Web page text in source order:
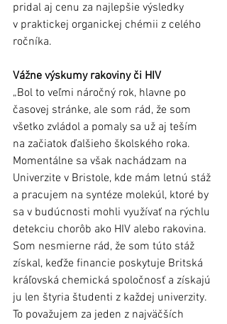
pridal aj cenu za najlepšie výsledky
v praktickej organickej chémii z celého
ročníka.
Vážne výskumy rakoviny či HIV
„Bol to veľmi náročný rok, hlavne po
časovej stránke, ale som rád, že som
všetko zvládol a pomaly sa už aj teším
na začiatok ďalšieho školského roka.
Momentálne sa však nachádzam na
Univerzite v Bristole, kde mám letnú stáž
a pracujem na syntéze molekúl, ktoré by
sa v budúcnosti mohli využívať na rýchlu
detekciu chorôb ako HIV alebo rakovina.
Som nesmierne rád, že som túto stáž
získal, keďže financie poskytuje Britská
kráľovská chemická spoločnosť a získajú
ju len štyria študenti z každej univerzity.
To považujem za jeden z najväčších